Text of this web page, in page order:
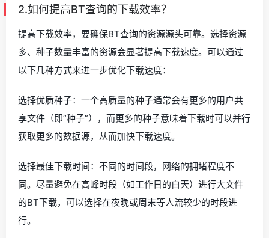
2.如何提高BT查询的下载效率？
提高下载效率，要确保BT查询的资源源头可靠。选择资源
多、种子数量丰富的资源会显著提高下载速度。可以通过
以下几种方式来进一步优化下载速度：
选择优质种子：一个高质量的种子通常会有更多的用户共
享文件（即“种子”），而更多的种子意味着下载时可以并行
获取更多的数据源，从而加快下载速度。
选择最佳下载时间：不同的时间段，网络的拥堵程度不
同。尽量避免在高峰时段（如工作日的白天）进行大文件
的BT下载，可以选择在夜晚或周末等人流较少的时段进
行。